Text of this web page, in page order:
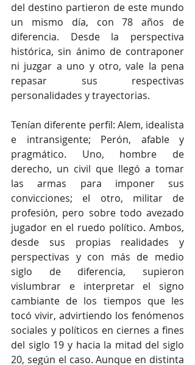
del destino partieron de este mundo
un mismo día, con 78 años de
diferencia. Desde la perspectiva
histórica, sin ánimo de contraponer
ni juzgar a uno y otro, vale la pena
repasar sus respectivas
personalidades y trayectorias.
Tenían diferente perfil: Alem, idealista
e intransigente; Perón, afable y
pragmático. Uno, hombre de
derecho, un civil que llegó a tomar
las armas para imponer sus
convicciones; el otro, militar de
profesión, pero sobre todo avezado
jugador en el ruedo político. Ambos,
desde sus propias realidades y
perspectivas y con más de medio
siglo de diferencia, supieron
vislumbrar e interpretar el signo
cambiante de los tiempos que les
tocó vivir, advirtiendo los fenómenos
sociales y políticos en ciernes a fines
del siglo 19 y hacia la mitad del siglo
20, según el caso. Aunque en distinta